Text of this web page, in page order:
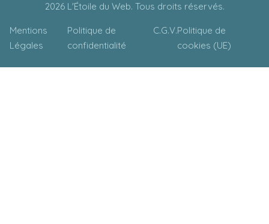
2026 L'Étoile du Web. Tous droits réservés.
Mentions
Légales
Politique de
confidentialité
C.G.V.Politique de
cookies (UE)